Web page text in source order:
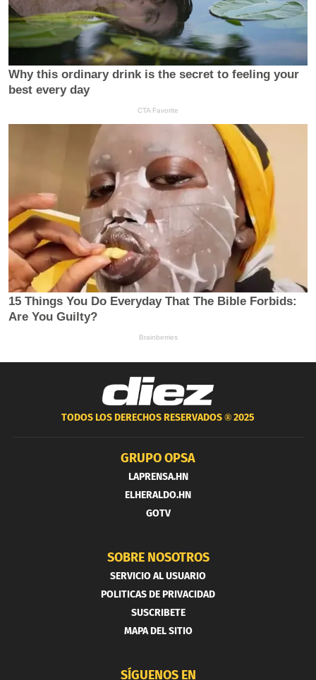
TODOS LOS DERECHOS RESERVADOS ®2025
GRUPO OPSA
LAPRENSA.HN
ELHERALDO.HN
GOTV
SOBRE NOSOTROS
SERVICIO AL USUARIO
POLITICAS DE PRIVACIDAD
SUSCRIBETE
MAPA DEL SITIO
SÍGUENOS EN